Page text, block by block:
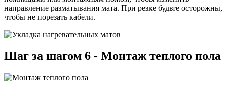
направление разматывания мата. При резке будьте осторожны,
чтобы не порезать кабели.
Шаг за шагом 6 - Монтаж теплого пола